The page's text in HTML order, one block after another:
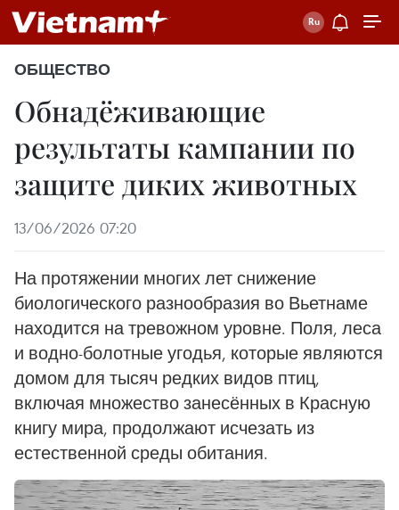
ОБЩЕСТВО
Обнадёживающие
результаты кампании по
защите диких животных
13/06/2026 07:20
На протяжении многих лет снижение
биологического разнообразия во Вьетнаме
находится на тревожном уровне. Поля, леса
и водно-болотные угодья, которые являются
домом для тысяч редких видов птиц,
включая множество занесённых в Красную
книгу мира, продолжают исчезать из
естественной среды обитания.